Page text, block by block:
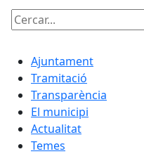
Cercar:
Ajuntament
Tramitació
Transparència
El municipi
Actualitat
Temes